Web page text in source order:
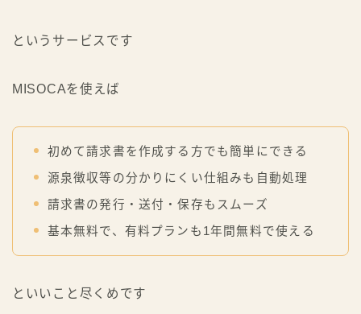
というサービスです
MISOCAを使えば
初めて請求書を作成する方でも簡単にできる
源泉徴収等の分かりにくい仕組みも自動処理
請求書の発行・送付・保存もスムーズ
基本無料で、有料プランも1年間無料で使える
といいこと尽くめです